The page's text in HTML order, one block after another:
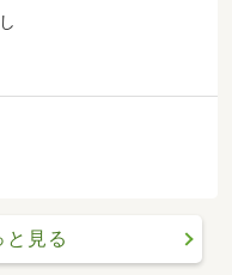
と見る